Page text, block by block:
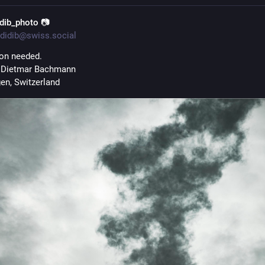
📷
needed.
Bachmann
Switzerland